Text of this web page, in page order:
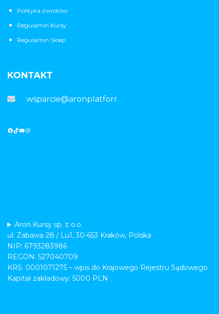
Polityka zwrotów
Regulamin Kursy
Regulamin Sklep
KONTAKT
wsparcie@aronplatforma.pl
Aron Kursy sp. z o.o.
ul. Zabawa 28 / Lu1, 30-653 Kraków, Polska
NIP: 6793283986
REGON: 527040709
KRS: 0001071275 – wpis do Krajowego Rejestru Sądowego
Kapitał zakładowy: 5000 PLN